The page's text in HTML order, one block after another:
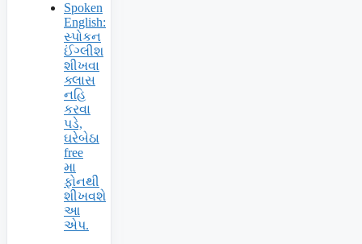
Spoken
English:
સ્પોકન
ઈંગ્લીશ
શીખવા
ક્લાસ
નહિ
કરવા
પડે,
ઘરેબેઠા
free
મા
ફોનથી
શીખવશે
આ
એપ.